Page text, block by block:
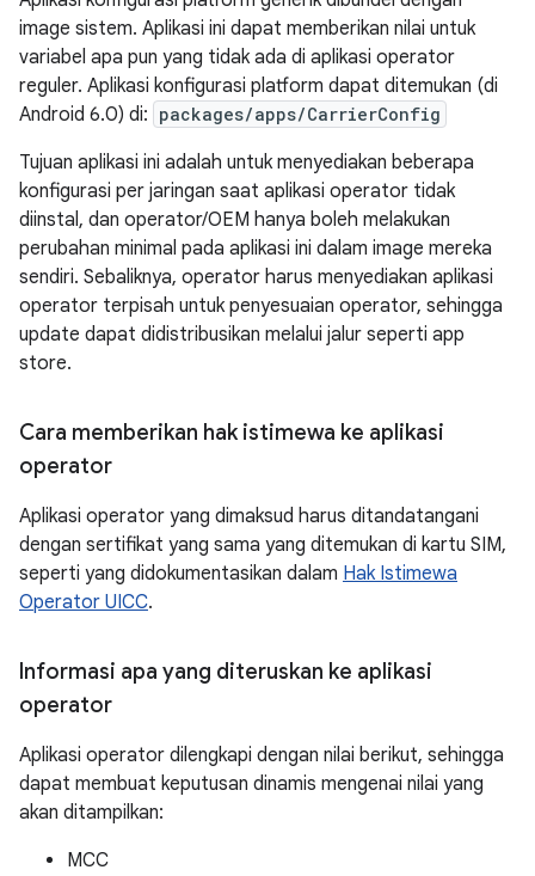
image sistem. Aplikasi ini dapat memberikan nilai untuk
variabel apa pun yang tidak ada di aplikasi operator
reguler. Aplikasi konfigurasi platform dapat ditemukan (di
Android 6.0) di: packages/apps/CarrierConfig
Tujuan aplikasi ini adalah untuk menyediakan beberapa
konfigurasi per jaringan saat aplikasi operator tidak
diinstal, dan operator/OEM hanya boleh melakukan
perubahan minimal pada aplikasi ini dalam image mereka
sendiri. Sebaliknya, operator harus menyediakan aplikasi
operator terpisah untuk penyesuaian operator, sehingga
update dapat didistribusikan melalui jalur seperti app
store.
Cara memberikan hak istimewa ke aplikasi
operator
Aplikasi operator yang dimaksud harus ditandatangani
dengan sertifikat yang sama yang ditemukan di kartu SIM,
seperti yang didokumentasikan dalam Hak Istimewa
Operator UICC.
Informasi apa yang diteruskan ke aplikasi
operator
Aplikasi operator dilengkapi dengan nilai berikut, sehingga
dapat membuat keputusan dinamis mengenai nilai yang
akan ditampilkan:
MCC